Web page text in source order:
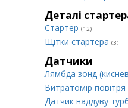
Деталі
Стартер (12)
Щітки стартера (3)
Датчики
Лямбда зонд
Витратомір повітря
Датчик наддуву